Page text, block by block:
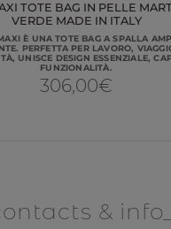
TOTE BAG IN PELLE
VERDE MADE IN ITALY
È UNA TOTE BAG A SPALLA
PERFETTA PER LAVORO,
UNISCE DESIGN ESSENZIALE,
FUNZIONALITÀ.
306,00€
& info